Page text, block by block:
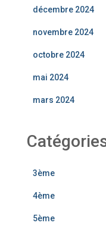
décembre 2024
novembre 2024
octobre 2024
mai 2024
mars 2024
3ème
4ème
5ème